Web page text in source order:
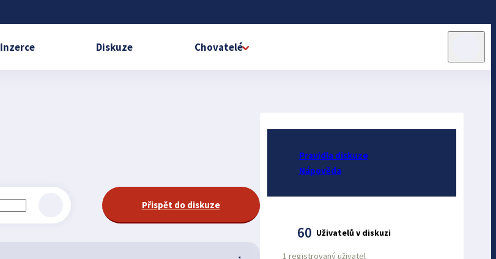
Inzerce Diskuze Chovatelé
Přispět do diskuze
Pravidla diskuze
Nápověda
60 Uživatelů v diskuzi
1 registrovaný uživatel